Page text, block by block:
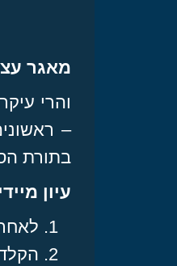
מאגר
והרי
–
בתורת
עיון